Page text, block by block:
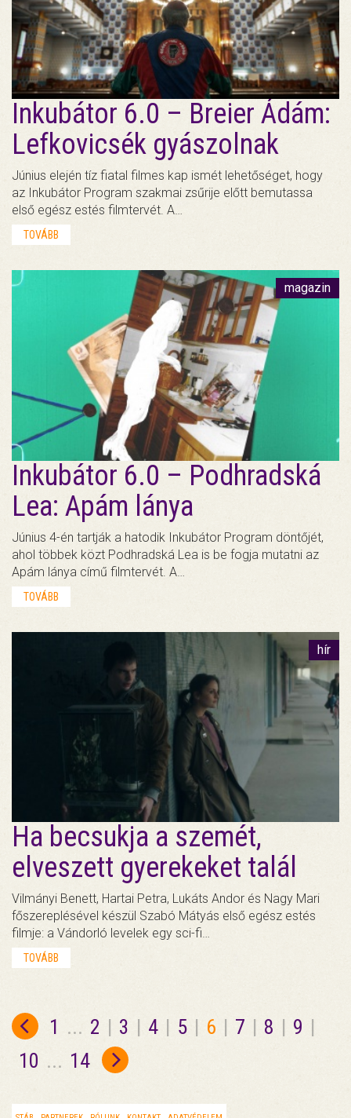
Inkubátor 6.0 – Breier Ádám:
Lefkovicsék gyászolnak
Június elején tíz fiatal filmes kap ismét lehetőséget, hogy
az Inkubátor Program szakmai zsűrije előtt bemutassa
első egész estés filmtervét. A…
TOVÁBB
magazin
Inkubátor 6.0 – Podhradská
Lea: Apám lánya
Június 4-én tartják a hatodik Inkubátor Program döntőjét,
ahol többek közt Podhradská Lea is be fogja mutatni az
Apám lánya című filmtervét. A…
TOVÁBB
hír
Ha becsukja a szemét,
elveszett gyerekeket talál
Vilmányi Benett, Hartai Petra, Lukáts Andor és Nagy Mari
főszereplésével készül Szabó Mátyás első egész estés
filmje: a Vándorló levelek egy sci-fi…
TOVÁBB
1 ... 2 | 3 | 4 | 5 | 6 | 7 | 8 | 9 |
10 ... 14